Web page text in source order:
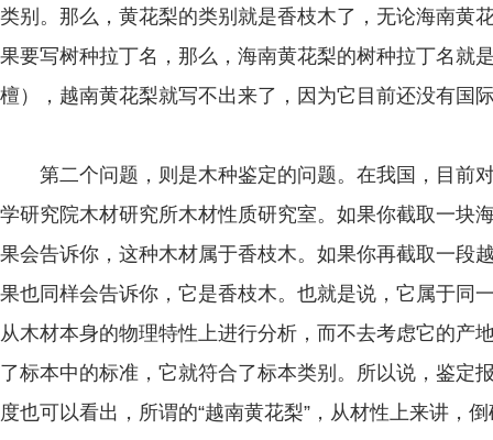
类别。那么，黄花梨的类别就是香枝木了，无论海南黄
果要写树种拉丁名，那么，海南黄花梨的树种拉丁名就
檀），越南黄花梨就写不出来了，因为它目前还没有国
第二个问题，则是木种鉴定的问题。在我国，目前
学研究院木材研究所木材性质研究室。如果你截取一块
果会告诉你，这种木材属于香枝木。如果你再截取一段
果也同样会告诉你，它是香枝木。也就是说，它属于同
从木材本身的物理特性上进行分析，而不去考虑它的产
了标本中的标准，它就符合了标本类别。所以说，鉴定
度也可以看出，所谓的“越南黄花梨”，从材性上来讲，